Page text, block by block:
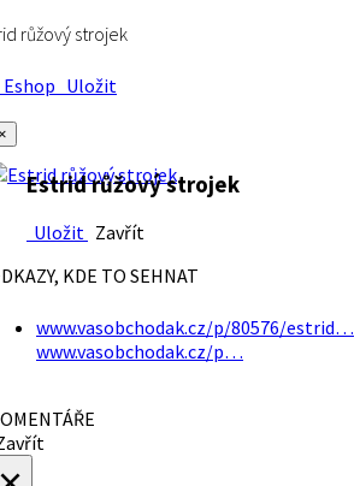
růžový strojek
Uložit
Estrid růžový strojek
Uložit Zavřít
KDE TO SEHNAT
www.vasobchodak.cz/p/80576/estrid…
www.vasobchodak.cz/p…